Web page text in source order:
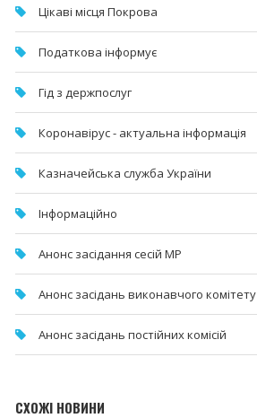
Цікаві місця Покрова
Податкова інформує
Гід з держпослуг
Коронавірус - актуальна інформація
Казначейська служба України
Інформаційно
Анонс засідання сесій МР
Анонс засідань виконавчого комітету
Анонс засідань постійних комісій
СХОЖІ НОВИНИ